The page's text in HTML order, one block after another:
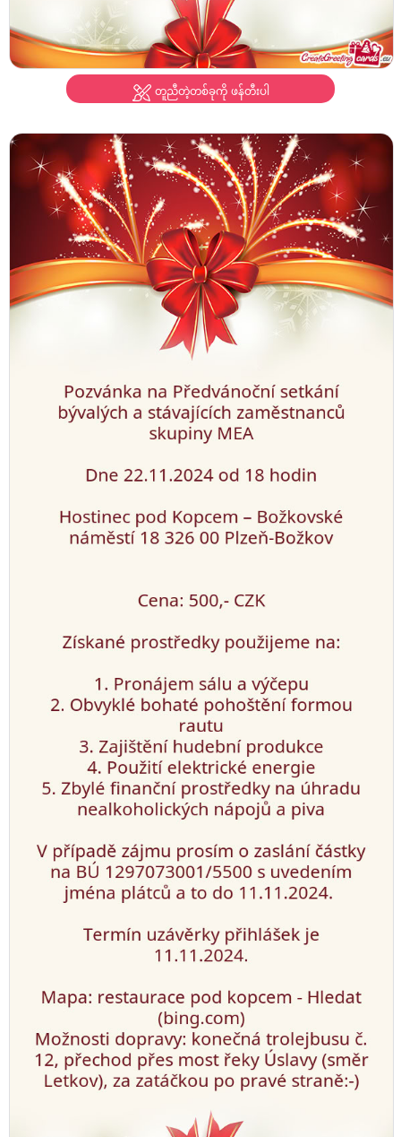
တူညီတဲ့တစ်ခုကို ဖန်တီးပါ